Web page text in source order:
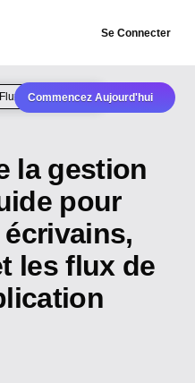
Se Connecter
Commencez Aujourd'hui
Flux de publication
la gestion
pour
les flux de